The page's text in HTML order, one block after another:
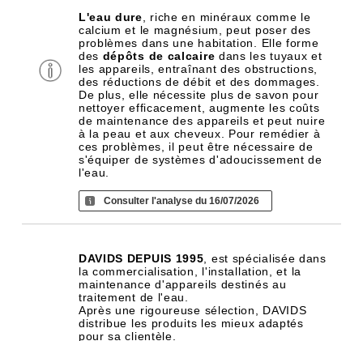
L'eau dure , riche en minéraux comme le
calcium et le magnésium, peut poser des
problèmes dans une habitation. Elle forme
des dépôts de calcaire dans les tuyaux et
les appareils, entraînant des obstructions,
des réductions de débit et des dommages.
De plus, elle nécessite plus de savon pour
nettoyer efficacement, augmente les coûts
de maintenance des appareils et peut nuire
à la peau et aux cheveux. Pour remédier à
ces problèmes, il peut être nécessaire de
s'équiper de systèmes d'adoucissement de
l'eau.
Consulter l'analyse du 16/07/2026
DAVIDS DEPUIS 1995 , est spécialisée dans
la commercialisation, l'installation, et la
maintenance d'appareils destinés au
traitement de l'eau.
Après une rigoureuse sélection, DAVIDS
distribue les produits les mieux adaptés
pour sa clientèle.